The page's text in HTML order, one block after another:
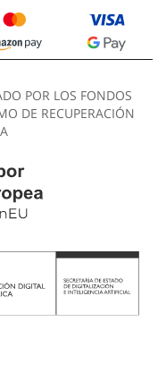
POR LOS FONDOS
DE RECUPERACIÓN